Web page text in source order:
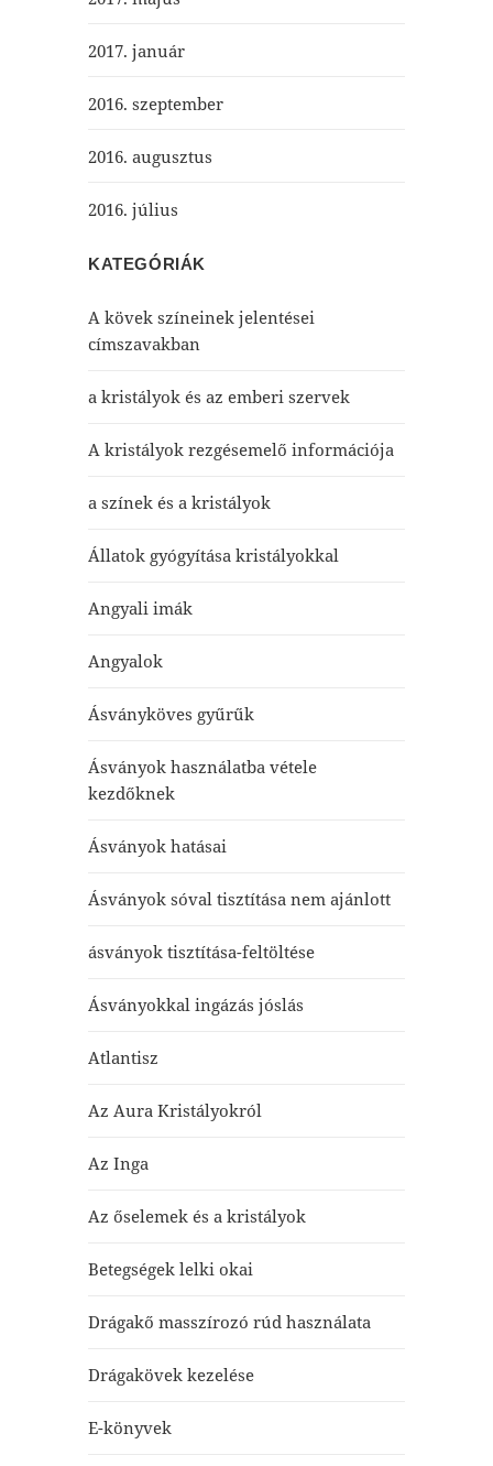
2017. január
2016. szeptember
2016. augusztus
2016. július
KATEGÓRIÁK
A kövek színeinek jelentései
címszavakban
a kristályok és az emberi szervek
A kristályok rezgésemelő információja
a színek és a kristályok
Állatok gyógyítása kristályokkal
Angyali imák
Angyalok
Ásványköves gyűrűk
Ásványok használatba vétele
kezdőknek
Ásványok hatásai
Ásványok sóval tisztítása nem ajánlott
ásványok tisztítása-feltöltése
Ásványokkal ingázás jóslás
Atlantisz
Az Aura Kristályokról
Az Inga
Az őselemek és a kristályok
Betegségek lelki okai
Drágakő masszírozó rúd használata
Drágakövek kezelése
E-könyvek